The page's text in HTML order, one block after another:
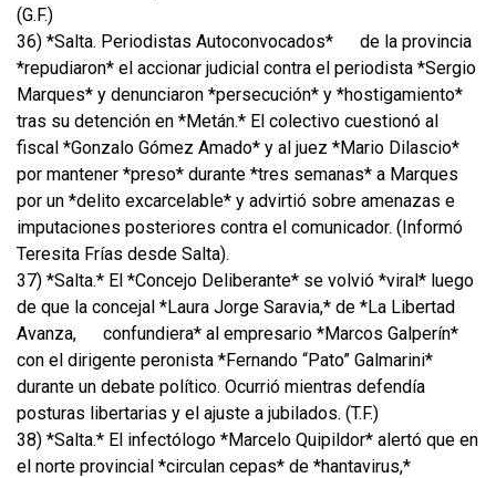
(G.F.)
36) *Salta. Periodistas Autoconvocados*
de la provincia
*repudiaron* el accionar judicial contra el periodista *Sergio
Marques* y denunciaron *persecución* y *hostigamiento*
tras su detención en *Metán.* El colectivo cuestionó al
fiscal *Gonzalo Gómez Amado* y al juez *Mario Dilascio*
por mantener *preso* durante *tres semanas* a Marques
por un *delito excarcelable* y advirtió sobre amenazas e
imputaciones posteriores contra el comunicador. (Informó
Teresita Frías desde Salta).
37) *Salta.* El *Concejo Deliberante* se volvió *viral* luego
de que la concejal *Laura Jorge Saravia,* de *La Libertad
Avanza,
confundiera* al empresario *Marcos Galperín*
con el dirigente peronista *Fernando “Pato” Galmarini*
durante un debate político. Ocurrió mientras defendía
posturas libertarias y el ajuste a jubilados. (T.F.)
38) *Salta.* El infectólogo *Marcelo Quipildor* alertó que en
el norte provincial *circulan cepas* de *hantavirus,*